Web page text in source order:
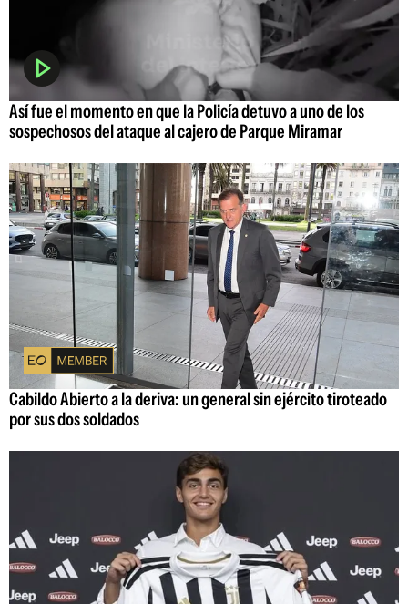
Así fue el momento en que la Policía detuvo a uno de los
sospechosos del ataque al cajero de Parque Miramar
Cabildo Abierto a la deriva: un general sin ejército tiroteado
por sus dos soldados